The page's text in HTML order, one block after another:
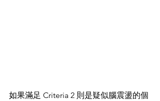
如果滿足 Criteria 2 則是疑似腦震盪的個